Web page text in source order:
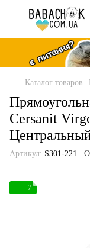
Каталог товаров
Cersanit
Артикул: S301-221
7